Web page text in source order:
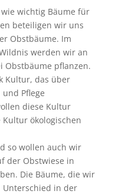
wichtig Bäume für
beteiligen wir uns
Obstbäume. Im
werden wir an
Obstbäume pflanzen.
Kultur, das über
Pflege
diese Kultur
ökologischen
so wollen auch wir
der Obstwiese in
Die Bäume, die wir
Unterschied in der